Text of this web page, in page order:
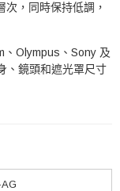
，同時保持低調，
、Olympus、Sony 及
、鏡頭和遮光罩尺寸